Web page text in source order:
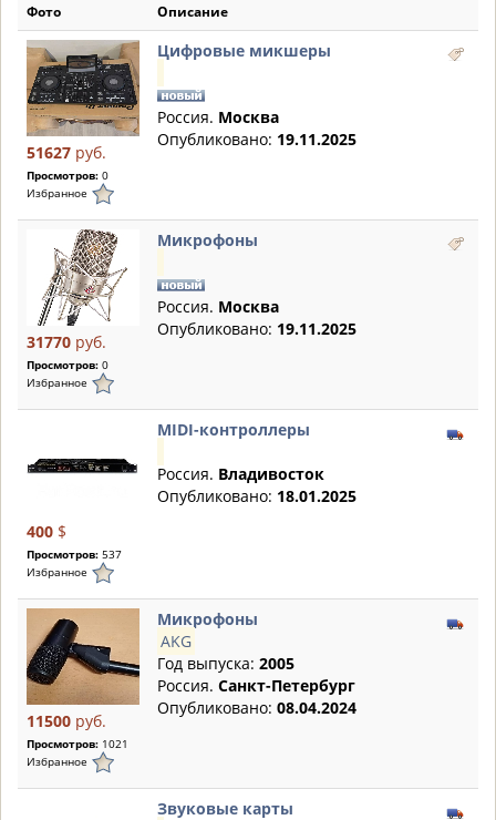
Фото Описание
51627 руб.
Просмотров: 0
Избранное
Цифровые микшеры
Россия. Москва
Опубликовано: 19.11.2025
31770 руб.
Просмотров: 0
Избранное
Микрофоны
Россия. Москва
Опубликовано: 19.11.2025
400 $
Просмотров: 537
Избранное
MIDI-контроллеры
Россия. Владивосток
Опубликовано: 18.01.2025
11500 руб.
Просмотров: 1021
Избранное
Микрофоны
AKG
Год выпуска: 2005
Россия. Санкт-Петербург
Опубликовано: 08.04.2024
Звуковые карты